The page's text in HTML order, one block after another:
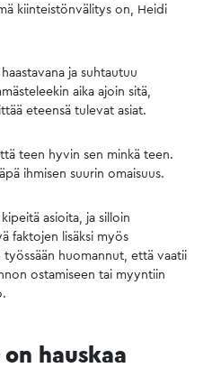
kiinteistönvälitys on, Heidi
ja suhtautuu
aika ajoin sitä,
eteensä tulevat asiat.
teen hyvin sen minkä teen.
ihmisen suurin omaisuus.
asioita, ja silloin
faktojen lisäksi myös
huomannut, että vaatii
ostamiseen tai myyntiin
hauskaa